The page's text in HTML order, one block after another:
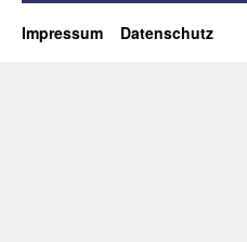
Impressum Datenschutz